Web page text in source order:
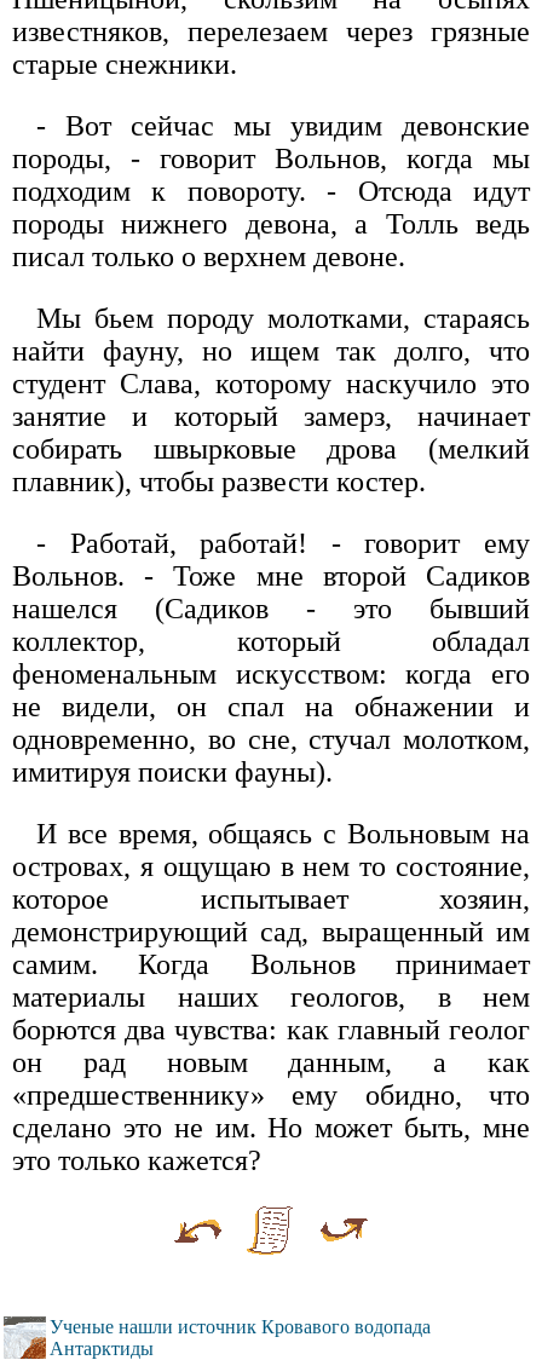
известняков, перелезаем через грязные
старые снежники.
- Вот сейчас мы увидим девонские
породы, - говорит Вольнов, когда мы
подходим к повороту. - Отсюда идут
породы нижнего девона, а Толль ведь
писал только о верхнем девоне.
Мы бьем породу молотками, стараясь
найти фауну, но ищем так долго, что
студент Слава, которому наскучило это
занятие и который замерз, начинает
собирать швырковые дрова (мелкий
плавник), чтобы развести костер.
- Работай, работай! - говорит ему
Вольнов. - Тоже мне второй Садиков
нашелся (Садиков - это бывший
коллектор, который обладал
феноменальным искусством: когда его
не видели, он спал на обнажении и
одновременно, во сне, стучал молотком,
имитируя поиски фауны).
И все время, общаясь с Вольновым на
островах, я ощущаю в нем то состояние,
которое испытывает хозяин,
демонстрирующий сад, выращенный им
самим. Когда Вольнов принимает
материалы наших геологов, в нем
борются два чувства: как главный геолог
он рад новым данным, а как
«предшественнику» ему обидно, что
сделано это не им. Но может быть, мне
это только кажется?
Ученые нашли источник Кровавого водопада
Антарктиды